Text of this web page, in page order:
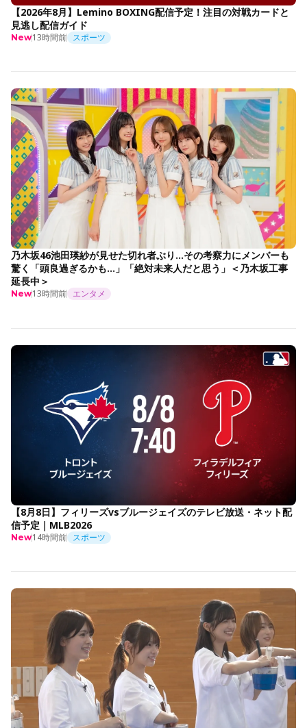
【2026年8月】Lemino BOXING配信予定！注目の対戦カードと
見逃し配信ガイド
New13時間前 スポーツ
乃木坂46池田瑛紗が見せた切れ者ぶり…その考察力にメンバーも
驚く「頭良過ぎるかも…」「絶対未来人だと思う」＜乃木坂工事
延長中＞
New13時間前 エンタメ
【8月8日】フィリーズvsブルージェイズのテレビ放送・ネット配
信予定｜MLB2026
New14時間前 スポーツ